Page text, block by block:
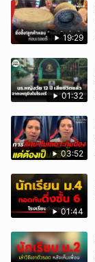
19:29
01:32
03:52
01:44